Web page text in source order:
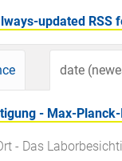
updated RSS
date
- Max-
- Das